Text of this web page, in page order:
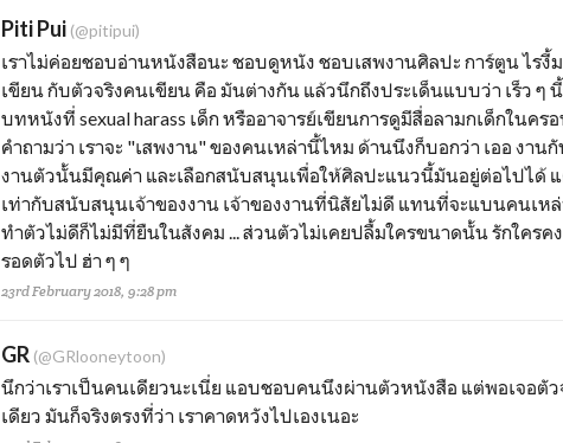
Piti Pui(@pitipui)
เราไม่ค่อยชอบอ่านหนังสือนะ ชอบดูหนัง ชอบเสพงานศิลปะ การ์ตูน ไรงี้
เขียน กับตัวจริงคนเขียน คือ มันต่างกัน แล้วนึกถึงประเด็นแบบว่า เร็ว ๆ
บทหนังที่ sexual harass เด็ก หรืออาจารย์เขียนการดูมีสื่อลามกเด็กในครอ
คำถามว่า เราจะ "เสพงาน" ของคนเหล่านี้ไหม ด้านนึงก็บอกว่า เออ งาน
งานตัวนั้นมีคุณค่า และเลือกสนับสนุนเพื่อให้ศิลปะแนวนี้มันอยู่ต่อไปได้ แ
เท่ากับสนับสนุนเจ้าของงาน เจ้าของงานที่นิสัยไม่ดี แทนที่จะแบนคนเห
ทำตัวไม่ดีก็ไม่มีที่ยืนในสังคม ... ส่วนตัวไม่เคยปลื้มใครขนาดนั้น รักใครคง
รอดตัวไป ฮ่า ๆ ๆ
23rd February 2018, 9:28 pm
GR(@GRlooneytoon)
นึกว่าเราเป็นคนเดียวนะเนี่ย แอบชอบคนนึงผ่านตัวหนังสือ แต่พอเจอตัว
เดียว มันก็จริงตรงที่ว่า เราคาดหวังไปเองเนอะ